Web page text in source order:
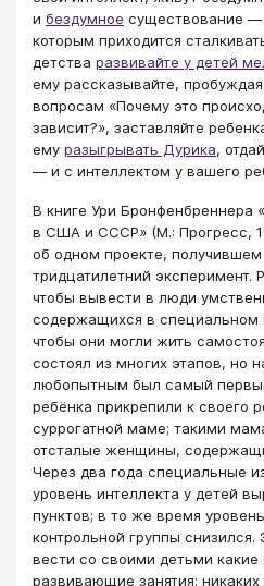
и бездумное существование —
которым приходится
детства развивайте у детей
ему рассказывайте,
вопросам «Почему это
зависит?», заставляйте
ему разыгрывать Дурика,
— и с интеллектом у вашего
В книге Ури Бронфенбреннера
в США и СССР» (М.: Прогресс,
об одном проекте,
тридцатилетний эксперимент.
чтобы вывести в люди
содержащихся в специальном
чтобы они могли жить
состоял из многих этапов, но
любопытным был самый
ребёнка прикрепили к своего
суррогатной маме; такими
отсталые женщины,
Через два года специальные
уровень интеллекта у детей
пунктов; в то же время
контрольной группы
вести со своими детьми
развивающие занятия: